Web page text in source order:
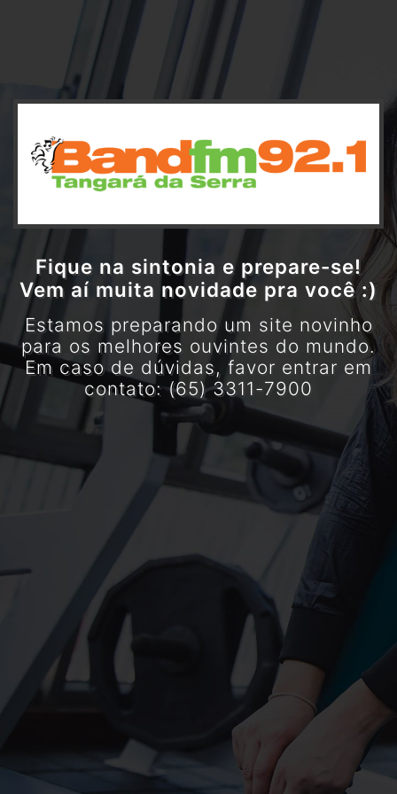
Fique na sintonia e prepare-se!
Vem aí muita novidade pra você :)
Estamos preparando um site novinho
para os melhores ouvintes do mundo.
Em caso de dúvidas, favor entrar em
contato: (65) 3311-7900